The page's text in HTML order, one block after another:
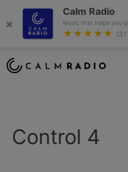
×
Calm Radio
Music that helps you
★★★★★
Control 4